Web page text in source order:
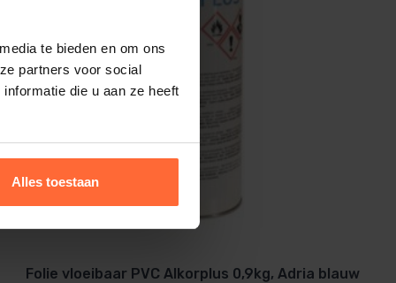
te bieden en om ons
partners voor social
die u aan ze heeft
Alles toestaan
Folie vloeibaar PVC Alkorplus 0,9kg, Adria blauw